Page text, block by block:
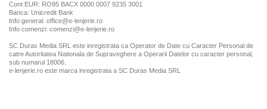
Cont EUR: RO95 BACX 0000 0007 9235 3001
Banca: Unicredit Bank
Info general: office@e-lenjerie.ro
Info comenzi: comenzi@e-lenjerie.ro
SC Duras Media SRL este inregistrata ca Operator de Date cu Caracter Personal de
catre Autoritatea Nationala de Supraveghere a Operarii Datelor cu caracter personal,
sub numarul 18006.
e-lenjerie.ro este marca inregistrata a SC Duras Media SRL